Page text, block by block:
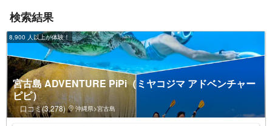
検索結果
8,900 人以上が体験！
宮古島 ADVENTURE PiPi（ミヤコジマ アドベンチャー
ピピ）
口コミ(3,278) 沖縄県>宮古島